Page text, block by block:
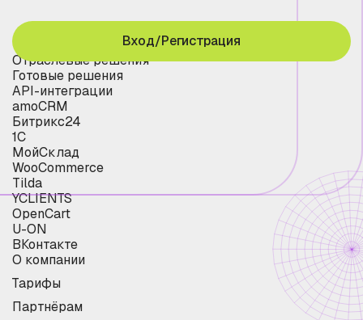
Отраслевые решения
Готовые решения
API-интеграции
amoCRM
Битрикс24
1С
МойСклад
WooCommerce
Tilda
YCLIENTS
OpenCart
U-ON
ВКонтакте
О компании
Тарифы
Партнёрам
Вход/Регистрация